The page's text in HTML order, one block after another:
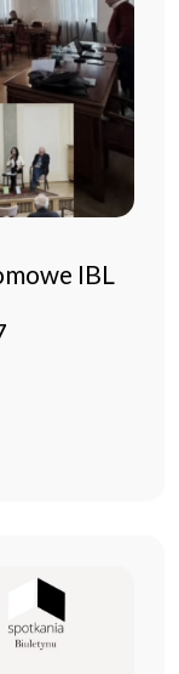
IBL